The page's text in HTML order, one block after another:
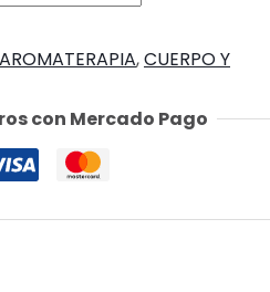
AROMATERAPIA,CUERPO Y
con Mercado Pago